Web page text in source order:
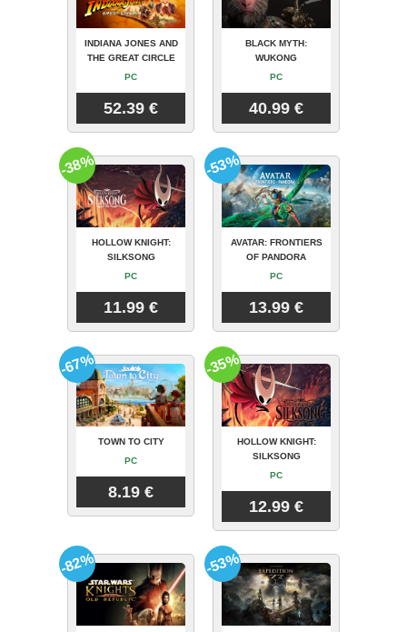
INDIANA JONES AND
THE GREAT CIRCLE
PC
52.39 €
BLACK MYTH:
WUKONG
PC
40.99 €
HOLLOW KNIGHT:
SILKSONG
PC
11.99 €
-38%
AVATAR: FRONTIERS
OF PANDORA
PC
13.99 €
-53%
TOWN TO CITY
PC
8.19 €
-67%
HOLLOW KNIGHT:
SILKSONG
PC
12.99 €
-35%
-82% -53%